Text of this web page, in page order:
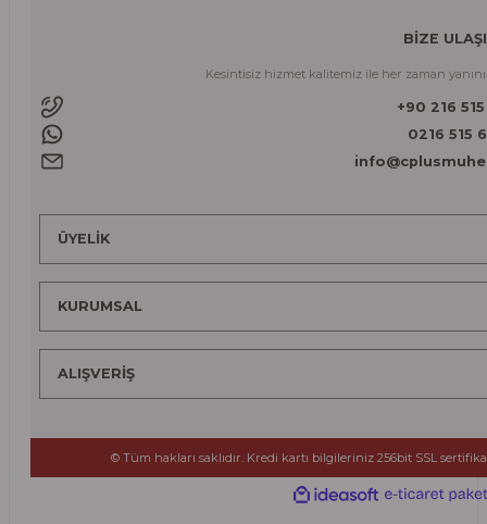
BİZE
Kesintisiz hizmet kalitemiz ile her zaman
+90 216
0216 515
ÜYELİK
KURUMSAL
ALIŞVERİŞ
© Tüm hakları saklıdır. Kredi kartı bilgileriniz 256bit SSL
ideasoft